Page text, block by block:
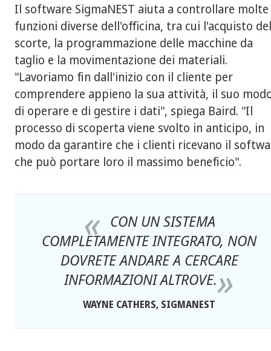
Il software SigmaNEST aiuta a controllare molte
funzioni diverse dell'officina, tra cui l'acquisto
scorte, la programmazione delle macchine da
taglio e la movimentazione dei materiali.
"Lavoriamo fin dall'inizio con il cliente per
comprendere appieno la sua attività, il suo
di operare e di gestire i dati", spiega Baird. "Il
processo di scoperta viene svolto in anticipo, in
modo da garantire che i clienti ricevano il
che può portare loro il massimo beneficio".
CON UN SISTEMA
COMPLETAMENTE INTEGRATO, NON
DOVRETE ANDARE A CERCARE
INFORMAZIONI ALTROVE.
WAYNE CATHERS, SIGMANEST